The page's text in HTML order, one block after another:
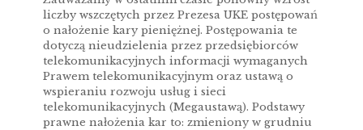
liczby wszczętych przez Prezesa UKE postępowań
o nałożenie kary pieniężnej. Postępowania te
dotyczą nieudzielenia przez przedsiębiorców
telekomunikacyjnych informacji wymaganych
Prawem telekomunikacyjnym oraz ustawą o
wspieraniu rozwoju usług i sieci
telekomunikacyjnych (Megaustawą). Podstawy
prawne nałożenia kar to: zmieniony w grudniu